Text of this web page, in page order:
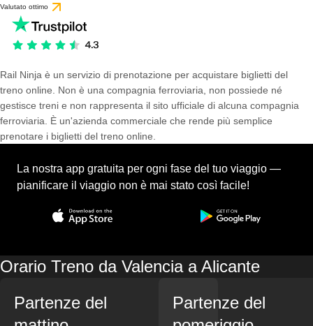
Valutato ottimo
Rail Ninja è un servizio di prenotazione per acquistare biglietti del
treno online. Non è una compagnia ferroviaria, non possiede né
gestisce treni e non rappresenta il sito ufficiale di alcuna compagnia
ferroviaria. È un'azienda commerciale che rende più semplice
prenotare i biglietti del treno online.
La nostra app gratuita per ogni fase del tuo viaggio —
pianificare il viaggio non è mai stato così facile!
Orario Treno da Valencia a Alicante
Partenze del
Partenze del